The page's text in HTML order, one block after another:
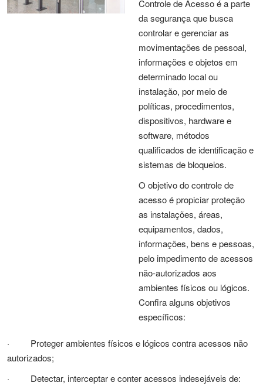
Controle de Acesso é a parte
da segurança que busca
controlar e gerenciar as
movimentações de pessoal,
informações e objetos em
determinado local ou
instalação, por meio de
políticas, procedimentos,
dispositivos, hardware e
software, métodos
qualificados de identificação e
sistemas de bloqueios.
O objetivo do controle de
acesso é propiciar proteção
as instalações, áreas,
equipamentos, dados,
informações, bens e pessoas,
pelo impedimento de acessos
não-autorizados aos
ambientes físicos ou lógicos.
Confira alguns objetivos
específicos:
· Proteger ambientes físicos e lógicos contra acessos não
autorizados;
· Detectar, interceptar e conter acessos indesejáveis de: